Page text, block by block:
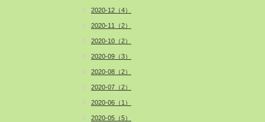
2020-12（4）
2020-11（2）
2020-10（2）
2020-09（3）
2020-08（2）
2020-07（2）
2020-06（1）
2020-05（5）